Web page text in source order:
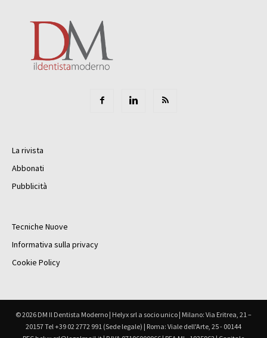
La rivista
Abbonati
Pubblicità
Tecniche Nuove
Informativa sulla privacy
Cookie Policy
© 2026 DM Il Dentista Moderno | Helyx srl a socio unico | Milano: Via Eritrea, 21 –
20157 Tel +39 02 2772 991 (Sede legale) | Roma: Viale dell'Arte, 25 - 00144